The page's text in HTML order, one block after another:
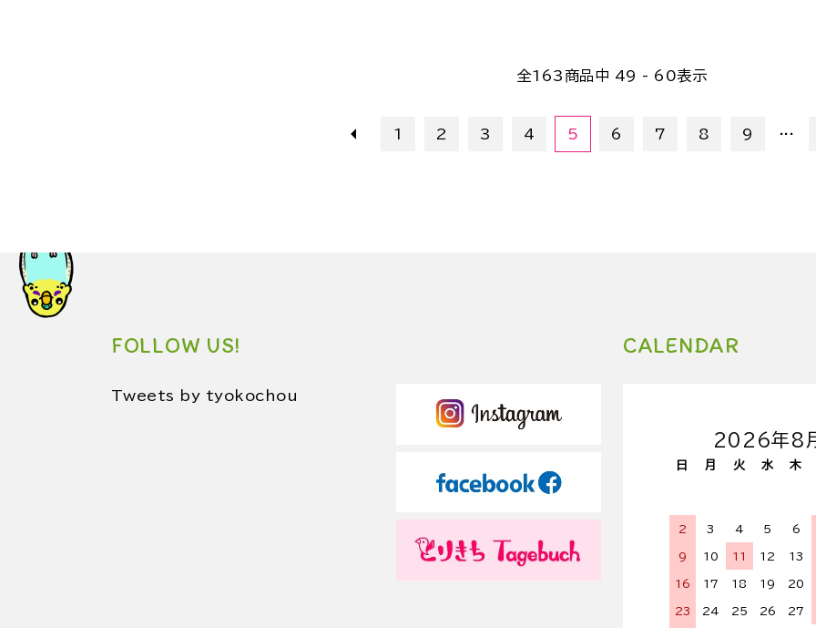
全163商品中 49 - 60表示
1 2 3 4 5 6 7 8 9 ...
FOLLOW US!
Tweets by tyokochou
CALENDAR
2026年8
日 月 火 水 木
2 3 4 5 6
9 10 11 12 13
16 17 18 19 20
23 24 25 26 27